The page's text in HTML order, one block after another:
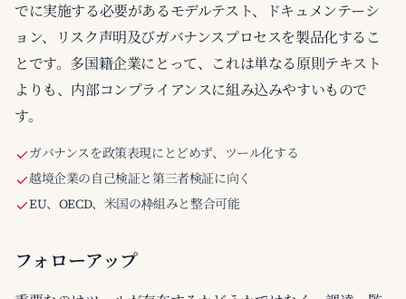
でに実施する必要があるモデルテスト、ドキュメンテーシ
ョン、リスク声明及びガバナンスプロセスを製品化するこ
とです。多国籍企業にとって、これは単なる原則テキスト
よりも、内部コンプライアンスに組み込みやすいもので
す。
ガバナンスを政策表現にとどめず、ツール化する
越境企業の自己検証と第三者検証に向く
EU、OECD、米国の枠組みと整合可能
フォローアップ